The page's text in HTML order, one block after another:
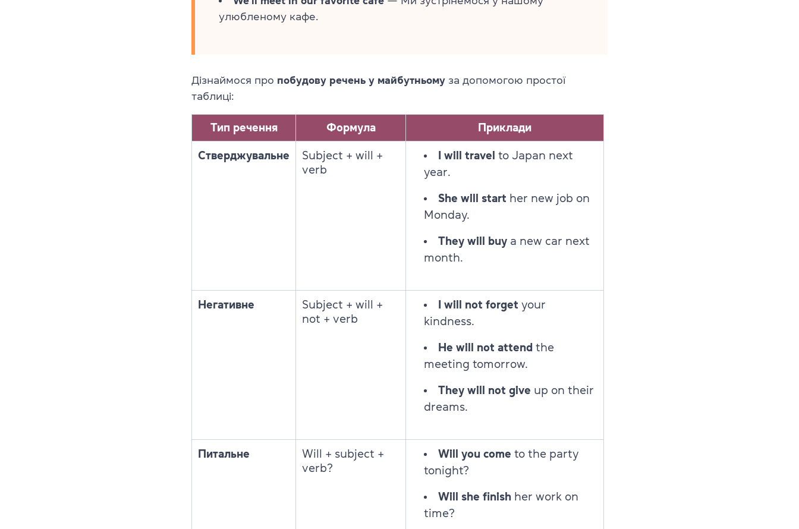
улюбленому кафе.
Дізнаймося про побудову речень у майбутньому за допомогою простої
таблиці:
Тип речення Формула Приклади
Стверджувальне
Subject + will +
verb
I will travel to Japan next
year.
She will start her new job on
Monday.
They will buy a new car next
month.
Негативне
Subject + will +
not + verb
I will not forget your
kindness.
He will not attend the
meeting tomorrow.
They will not give up on their
dreams.
Питальне
Will + subject +
verb?
Will you come to the party
tonight?
Will she finish her work on
time?